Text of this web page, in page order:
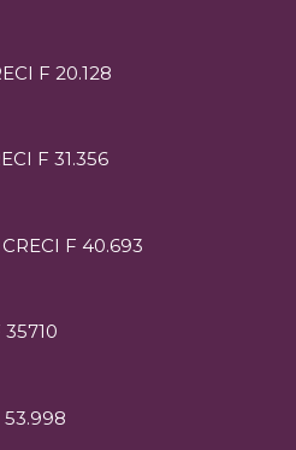
F 20.128
F 31.356
F 40.693